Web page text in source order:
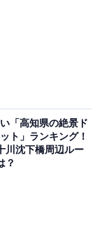
「高知県の絶景ド
ト」ランキング！
川沈下橋周辺ルー
？